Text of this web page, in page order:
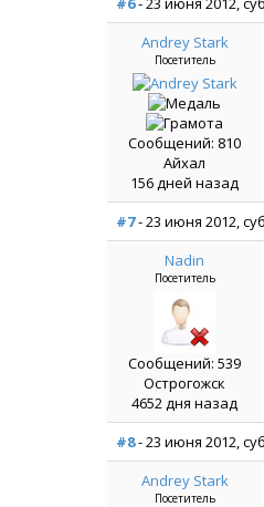
Andrey Stark
Посетитель
Сообщений: 810
Айхал
156 дней назад
#7- 23 июня 2012,
Nadin
Посетитель
Сообщений: 539
Острогожск
4652 дня назад
#8- 23 июня 2012,
Andrey Stark
Посетитель